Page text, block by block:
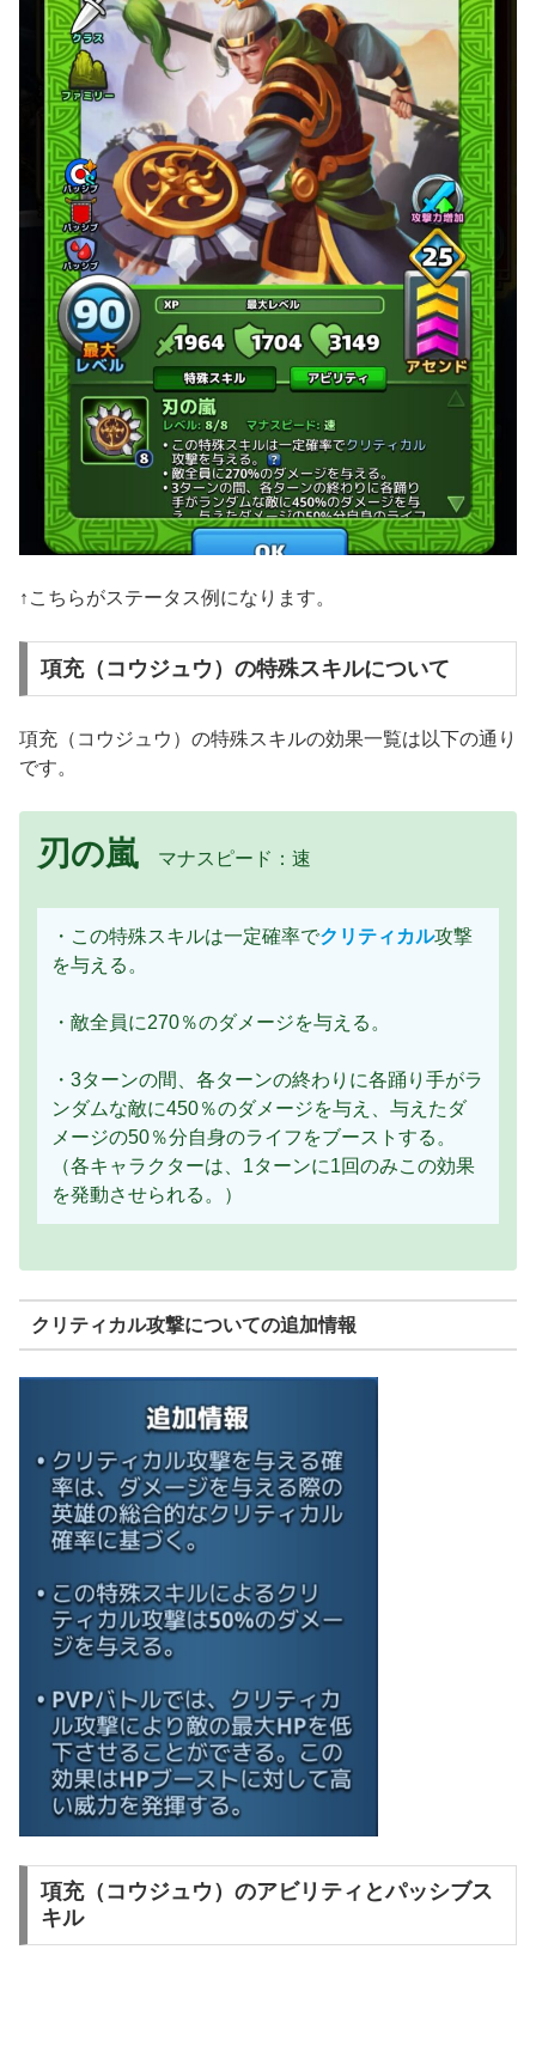
↑こちらがステータス例になります。
項充（コウジュウ）の特殊スキルについて
項充（コウジュウ）の特殊スキルの効果一覧は以下の通り
です。
刃の嵐 マナスピード：速
・この特殊スキルは一定確率でクリティカル攻撃
を与える。
・敵全員に270％のダメージを与える。
・3ターンの間、各ターンの終わりに各踊り手がラ
ンダムな敵に450％のダメージを与え、与えたダ
メージの50％分自身のライフをブーストする。
（各キャラクターは、1ターンに1回のみこの効果
を発動させられる。）
クリティカル攻撃についての追加情報
項充（コウジュウ）のアビリティとパッシブス
キル